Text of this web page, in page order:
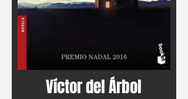
El material, textos o apuntes para seguir las
clases de cada trimestre, los
profesor o la escuela.
Víctor del Árbol